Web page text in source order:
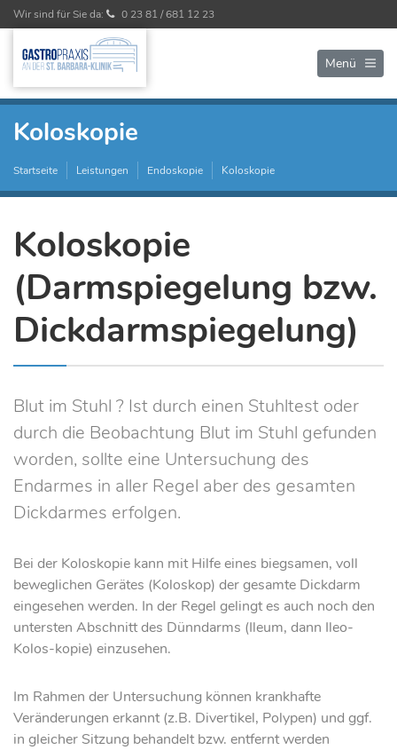
Wir sind für Sie da: 0 23 81 / 681 12 23
Menü
Koloskopie
Startseite Leistungen Endoskopie Koloskopie
Koloskopie
(Darmspiegelung bzw.
Dickdarmspiegelung)
Blut im Stuhl ? Ist durch einen Stuhltest oder
durch die Beobachtung Blut im Stuhl gefunden
worden, sollte eine Untersuchung des
Endarmes in aller Regel aber des gesamten
Dickdarmes erfolgen.
Bei der Koloskopie kann mit Hilfe eines biegsamen, voll
beweglichen Gerätes (Koloskop) der gesamte Dickdarm
eingesehen werden. In der Regel gelingt es auch noch den
untersten Abschnitt des Dünndarms (Ileum, dann Ileo-
Kolos-kopie) einzusehen.
Im Rahmen der Untersuchung können krankhafte
Veränderungen erkannt (z.B. Divertikel, Polypen) und ggf.
in gleicher Sitzung behandelt bzw. entfernt werden